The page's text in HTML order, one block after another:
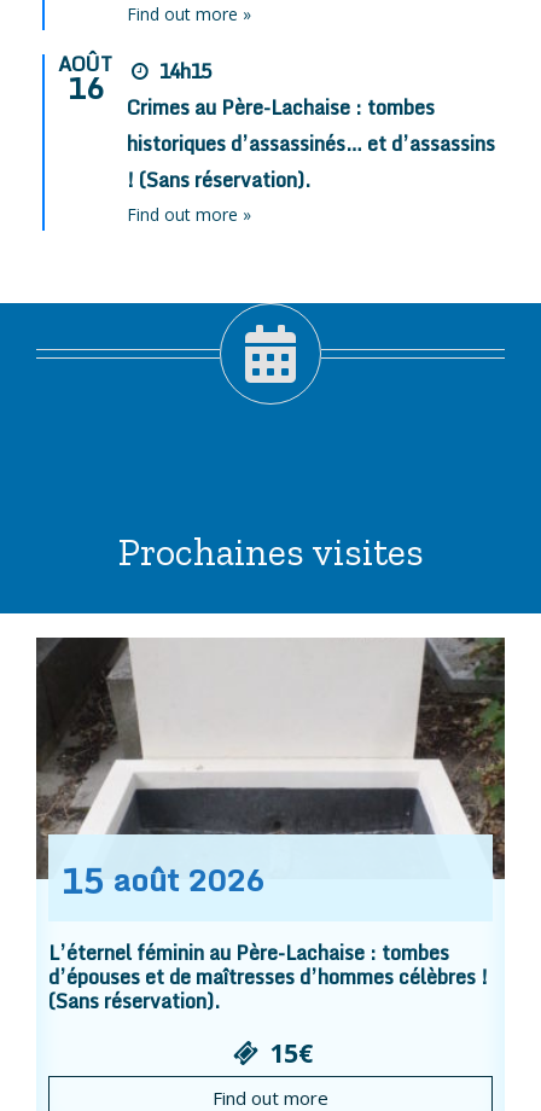
Find out more »
AOÛT
16
14h15
Crimes au Père-Lachaise : tombes
historiques d’assassinés… et d’assassins
! (Sans réservation).
Find out more »
Prochaines visites
15 août 2026
L’éternel féminin au Père-Lachaise : tombes
d’épouses et de maîtresses d’hommes célèbres !
(Sans réservation).
15€
Find out more